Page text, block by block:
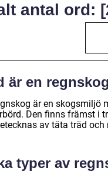
antal ord:
är en
är en skogsmiljö
Den finns främst i
av täta träd och
typer av